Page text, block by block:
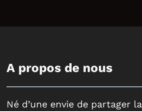
A propos de nous
Né d’une envie de partager